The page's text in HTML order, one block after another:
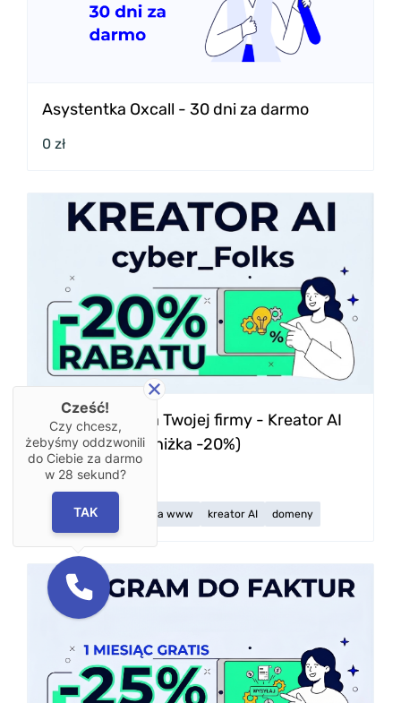
Asystentka Oxcall - 30 dni za darmo
0 zł
Strona WWW dla Twojej firmy - Kreator AI
cyber_Folks (Zniżka -20%)
0 zł
kreator stron strona www kreator AI domeny
Cześć!
Czy chcesz,
żebyśmy oddzwonili
do Ciebie za darmo
w 28 sekund?
TAK